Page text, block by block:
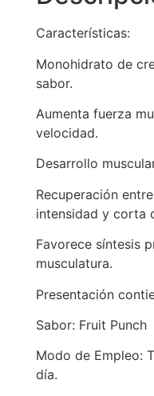
Características:
Monohidrato de
sabor.
Aumenta fuerza
velocidad.
Desarrollo
Recuperación
intensidad y corta
Favorece síntesis
musculatura.
Presentación
Sabor: Fruit Punch
Modo de Empleo:
día.